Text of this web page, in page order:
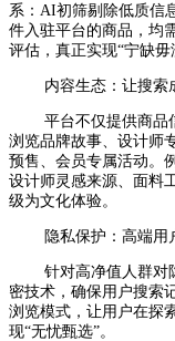
系：AI初筛剔除低质信
件入驻平台的商品，均
评估，真正实现“宁缺毋
内容生态：让搜索
平台不仅提供商品
浏览品牌故事、设计师
预售、会员专属活动。
设计师灵感来源、面料
级为文化体验。
隐私保护：高端用
针对高净值人群对
密技术，确保用户搜索
浏览模式，让用户在探
现“无忧甄选”。